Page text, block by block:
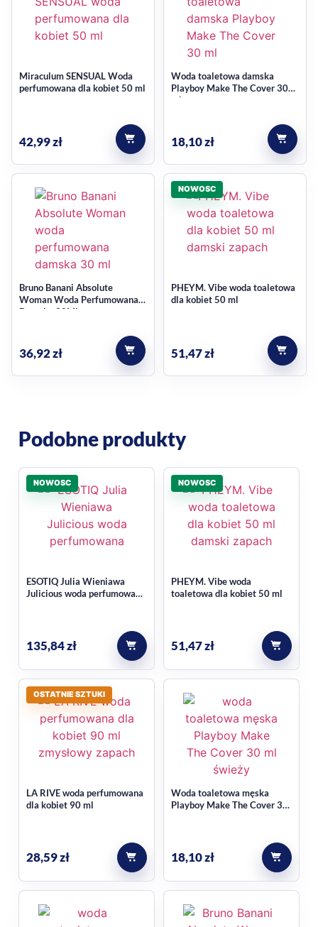
Mgiełka do ciała jest wygodną opcją, gdy zależy Ci na
prostym sposobie aplikacji i szybkim odświeżeniu zapachu.
Pojemność 125 ml dobrze wpisuje się w codzienne
zapachu w ciągu dnia.
przeznaczenie: dla kobiet
forma: mgiełka zapachowa do ciała
pojemność: 125 ml
marka: SCENT OF BEAUTY
Jak wybrać ten zapach
To propozycja dla osób, które lubią lekkie, przyjemne
kompozycje zamiast ciężkich i bardzo intensywnych
aromatów. Jeśli szukasz codziennego zapachu z owocową
słodyczą, ta mgiełka może być dobrym punktem wyjścia.
Uzupełnienie kobiecej
kolekcji zapachów
perfumowanych w podobnym stylu. Zobacz też kategorię
formy zapachu.
Najczęstsze pytania
Jaki jest charakter zapachu tej
mgiełki?
Dla kogo jest ten produkt?
To mgiełka zapachowa dla kobiet, przeznaczona do
stosowania na ciało.
Miraculum SENSUAL Woda
perfumowana dla kobiet 50 ml
42,99zł
Woda toaletowa damska
Playboy Make The Cover 30
ml
18,10zł
Bruno Banani Absolute
Woman Woda Perfumowana
Damska 30ML
36,92zł
NOWOSC
PHEYM. Vibe woda toaletowa
dla kobiet 50 ml
51,47zł
Podobne produkty
NOWOSC
ESOTIQ Julia Wieniawa
Julicious woda perfumowana
135,84zł
NOWOSC
PHEYM. Vibe woda
toaletowa dla kobiet 50 ml
51,47zł
OSTATNIE SZTUKI
LA RIVE woda perfumowana
dla kobiet 90 ml
28,59zł
Woda toaletowa męska
Playboy Make The Cover 30
18,10zł